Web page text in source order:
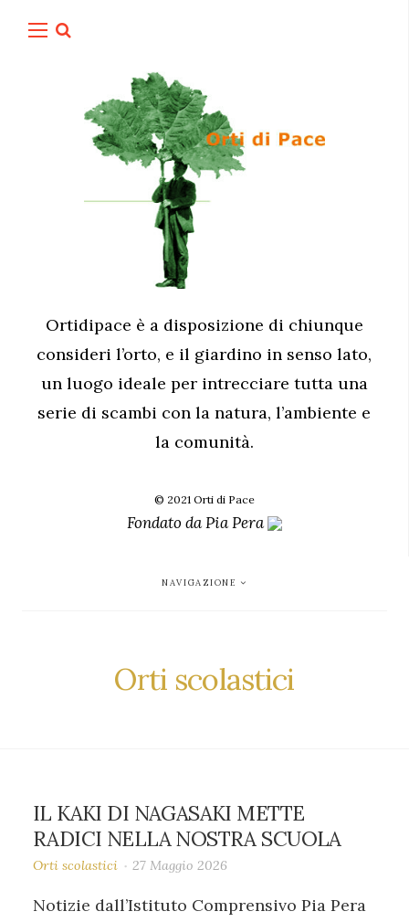
Ortidipace è a disposizione di chiunque
consideri l’orto, e il giardino in senso lato,
un luogo ideale per intrecciare tutta una
serie di scambi con la natura, l’ambiente e
la comunità.
© 2021 Orti di Pace
Fondato daPia Pera
NAVIGAZIONE
Orti scolastici
IL KAKI DI NAGASAKI METTE
RADICI NELLA NOSTRA SCUOLA
Orti scolastici 27 Maggio 2026
Notizie dall’Istituto Comprensivo Pia Pera